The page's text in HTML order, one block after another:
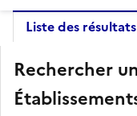
Liste des résultats
Rechercher